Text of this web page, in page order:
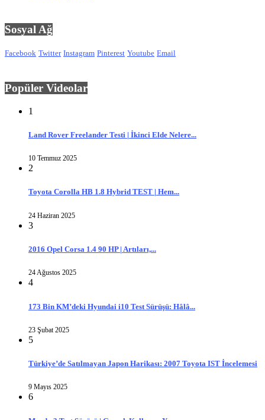
Sosyal Ağ
Facebook Twitter Instagram Pinterest Youtube Email
Popüler Videolar
1
Land Rover Freelander Testi | İkinci Elde Nelere...
10 Temmuz 2025
2
Toyota Corolla HB 1.8 Hybrid TEST | Hem...
24 Haziran 2025
3
2016 Opel Corsa 1.4 90 HP | Artıları,...
24 Ağustos 2025
4
173 Bin KM’deki Hyundai i10 Test Sürüşü: Hâlâ...
23 Şubat 2025
5
Türkiye’de Satılmayan Japon Harikası: 2007 Toyota IST İncelemesi
9 Mayıs 2025
6